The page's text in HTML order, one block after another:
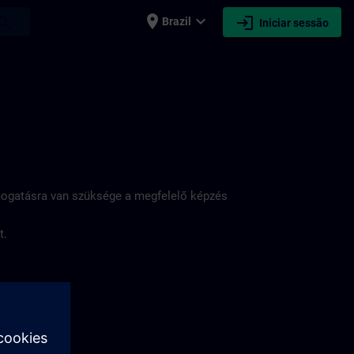
place Brazil expand_more login Iniciar sessão
van szüksége a megfelelő képzés